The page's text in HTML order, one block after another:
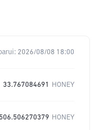
2026/08/08 18:00
33.767084691 HONEY
506.506270379 HONEY